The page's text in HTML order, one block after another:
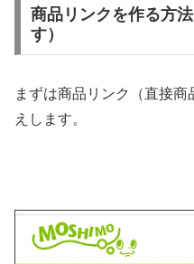
商品リンクを作る方
す）
まずは商品リンク（直接
えします。